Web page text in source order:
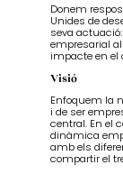
Donem
Unides de
seva
empresarial
impacte en el
Visió
Enfoquem la
i de ser
central. En el
dinàmica
amb els
compartir el